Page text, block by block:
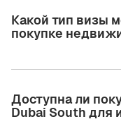
Какой тип визы
покупке
Доступна ли
Dubai South для